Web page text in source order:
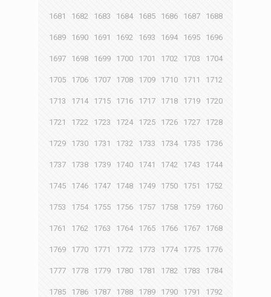
1681 1682 1683 1684 1685 1686 1687 1688
1689 1690 1691 1692 1693 1694 1695 1696
1697 1698 1699 1700 1701 1702 1703 1704
1705 1706 1707 1708 1709 1710 1711 1712
1713 1714 1715 1716 1717 1718 1719 1720
1721 1722 1723 1724 1725 1726 1727 1728
1729 1730 1731 1732 1733 1734 1735 1736
1737 1738 1739 1740 1741 1742 1743 1744
1745 1746 1747 1748 1749 1750 1751 1752
1753 1754 1755 1756 1757 1758 1759 1760
1761 1762 1763 1764 1765 1766 1767 1768
1769 1770 1771 1772 1773 1774 1775 1776
1777 1778 1779 1780 1781 1782 1783 1784
1785 1786 1787 1788 1789 1790 1791 1792